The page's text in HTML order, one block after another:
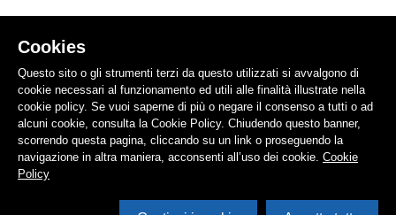
Cookies
Questo sito o gli strumenti terzi da questo utilizzati si avvalgono di
cookie necessari al funzionamento ed utili alle finalità illustrate nella
cookie policy. Se vuoi saperne di più o negare il consenso a tutti o ad
alcuni cookie, consulta la Cookie Policy. Chiudendo questo banner,
scorrendo questa pagina, cliccando su un link o proseguendo la
navigazione in altra maniera, acconsenti all’uso dei cookie. Cookie
Policy